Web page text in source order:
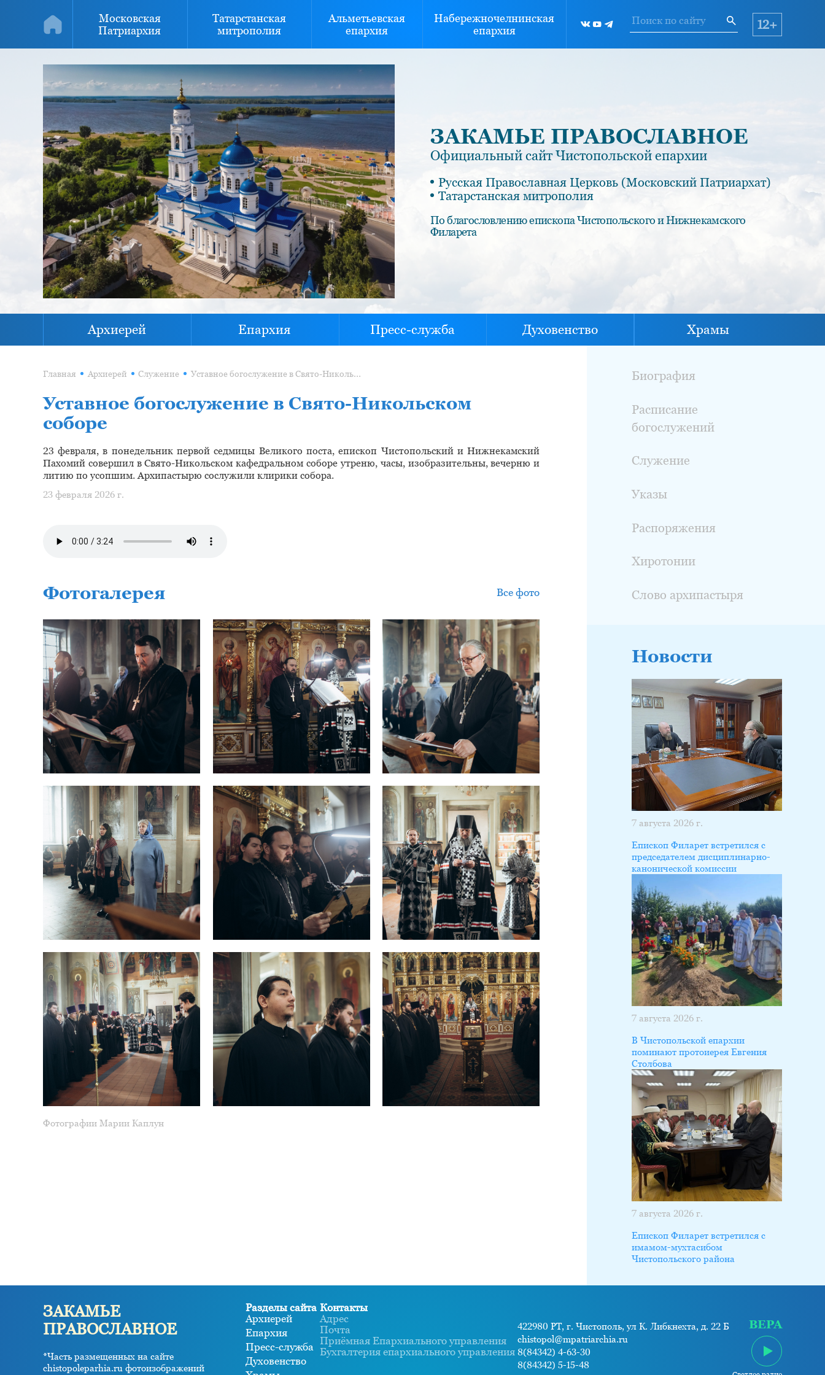
Московская
Патриархия
Татарстанская
митрополия
Альметьевская
епархия
Набережночелнинская
епархия
12+
ЗАКАМЬЕ ПРАВОСЛАВНОЕ
Официальный сайт Чистопольской епархии
Русская Православная Церковь (Московский Патриархат)
Татарстанская митрополия
По благословлению епископа Чистопольского и Нижнекамского
Филарета
Архиерей Епархия Пресс-служба Духовенство Храмы
Главная Архиерей Служение Уставное богослужение в Свято-Никольском соборе
Уставное богослужение в Свято-Никольском
соборе
23 февраля, в понедельник первой седмицы Великого поста, епископ Чистопольский и Нижнекамский
Пахомий совершил в Свято-Никольском кафедральном соборе утреню, часы, изобразительны, вечерню и
литию по усопшим. Архипастырю сослужили клирики собора.
23 февраля 2026 г.
Фотогалерея Все фото
Фотографии Марии Каплун
Биография
Расписание
богослужений
Служение
Указы
Распоряжения
Хиротонии
Слово архипастыря
Новости
7 августа 2026 г.
Епископ Филарет встретился с
председателем дисциплинарно-
канонической комиссии
7 августа 2026 г.
В Чистопольской епархии
поминают протоиерея Евгения
Столбова
7 августа 2026 г.
Епископ Филарет встретился с
имамом-мухтасибом
Чистопольского района
ЗАКАМЬЕ
ПРАВОСЛАВНОЕ
*Часть размещенных на сайте
chistopoleparhia.ru фотоизображений
Разделы сайта
Архиерей
Епархия
Пресс-служба
Духовенство
Контакты
Адрес
Почта
Приёмная Епархиального управления
Бухгалтерия епархиального управления
422980 РТ, г. Чистополь, ул К. Либкнехта, д. 22 Б
chistopol@mpatriarchia.ru
8(84342) 4-63-30
8(84342) 5-15-48
ВЕРА